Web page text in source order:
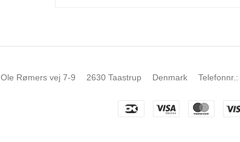
Ole Rømers vej 7-9 2630 Taastrup Denmark Telefonnr. :